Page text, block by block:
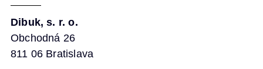
Dibuk, s. r. o.
Obchodná 26
811 06 Bratislava